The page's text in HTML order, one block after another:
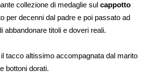
collezione di medaglie sul cappotto
per decenni dal padre e poi passato ad
abbandonare titoli e doveri reali.
tacco altissimo accompagnata dal marito
bottoni dorati.